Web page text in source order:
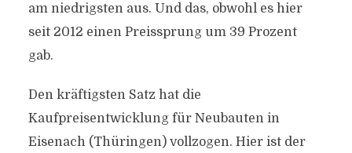
am niedrigsten aus. Und das, obwohl es hier
seit 2012 einen Preissprung um 39 Prozent
gab.
Den kräftigsten Satz hat die
Kaufpreisentwicklung für Neubauten in
Eisenach (Thüringen) vollzogen. Hier ist der